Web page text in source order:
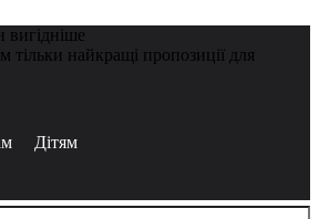
вигідніше
найкращі пропозиції для
Дітям